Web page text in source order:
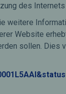
des
weitere
Website
sollen. Dies